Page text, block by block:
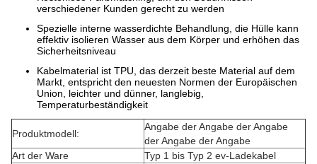
verschiedener Kunden gerecht zu werden
Spezielle interne wasserdichte Behandlung, die Hülle kann
effektiv isolieren Wasser aus dem Körper und erhöhen das
Sicherheitsniveau
Kabelmaterial ist TPU, das derzeit beste Material auf dem
Markt, entspricht den neuesten Normen der Europäischen
Union, leichter und dünner, langlebig,
Temperaturbeständigkeit
Produktmodell:
Angabe der Angabe der Angabe
der Angabe der Angabe
Art der Ware
Typ 1 bis Typ 2 ev-Ladekabel